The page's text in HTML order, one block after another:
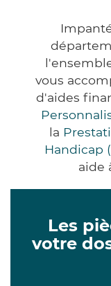
vous
d'aides
la
Handicap
aide
Les
votre